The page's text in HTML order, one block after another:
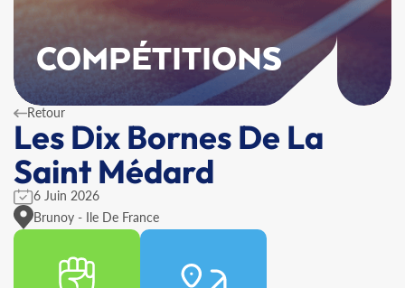
COMPÉTITIONS
Retour
Les Dix Bornes De La
Saint Médard
6 Juin 2026
Brunoy - Ile De France